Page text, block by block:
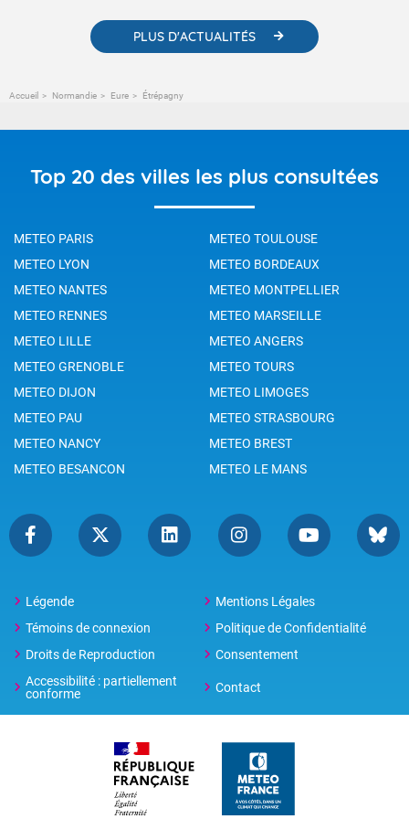
PLUS D'ACTUALITÉS
Accueil Normandie Eure Étrépagny
Top 20 des villes les plus consultées
METEO PARIS
METEO TOULOUSE
METEO LYON
METEO BORDEAUX
METEO NANTES
METEO MONTPELLIER
METEO RENNES
METEO MARSEILLE
METEO LILLE
METEO ANGERS
METEO GRENOBLE
METEO TOURS
METEO DIJON
METEO LIMOGES
METEO PAU
METEO STRASBOURG
METEO NANCY
METEO BREST
METEO BESANCON
METEO LE MANS
Légende
Mentions Légales
Témoins de connexion
Politique de Confidentialité
Droits de Reproduction
Consentement
Accessibilité : partiellement
conforme
Contact